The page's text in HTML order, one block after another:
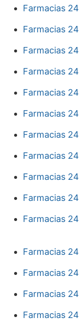
Farmacias
Farmacias
Farmacias
Farmacias
Farmacias
Farmacias
Farmacias
Farmacias
Farmacias
Farmacias
Farmacias
Farmacias
Farmacias
Farmacias
Farmacias